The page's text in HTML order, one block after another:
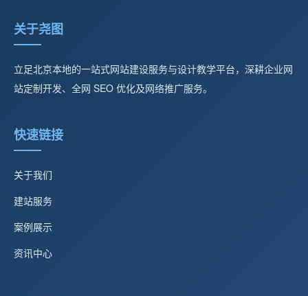
关于尧图
立足北京本地的一站式网站建设服务与设计教学平台，深耕企业网
站定制开发、全网 SEO 优化及网络推广服务。
快速链接
关于我们
建站服务
案例展示
资讯中心